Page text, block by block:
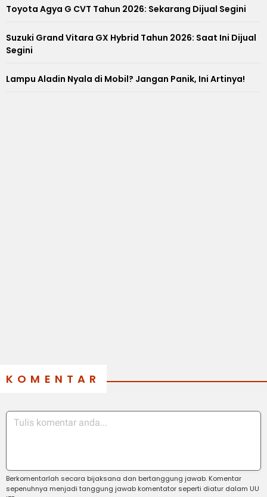
Toyota Agya G CVT Tahun 2026: Sekarang Dijual Segini
Suzuki Grand Vitara GX Hybrid Tahun 2026: Saat Ini Dijual
Segini
Lampu Aladin Nyala di Mobil? Jangan Panik, Ini Artinya!
KOMENTAR
Berkomentarlah secara bijaksana dan bertanggung jawab. Komentar
sepenuhnya menjadi tanggung jawab komentator seperti diatur dalam UU